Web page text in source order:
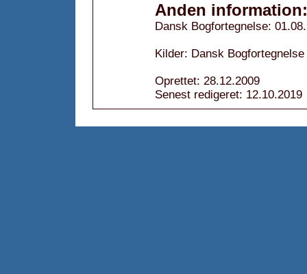
Anden information:
Dansk Bogfortegnelse:
Kilder: Dansk Bogfortegnelse
Oprettet: 28.12.2009
Senest redigeret: 12.10.2019